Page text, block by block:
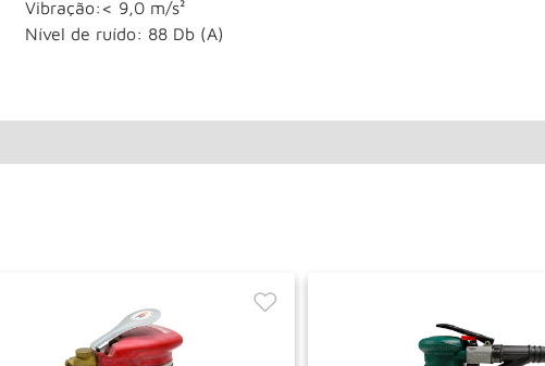
Vibração:< 9,0 m/s²
Nível de ruído: 88 Db (A)